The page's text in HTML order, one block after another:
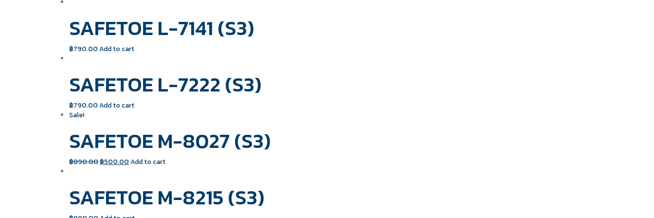
SAFETOE L-7141 (S3)
฿790.00Add to cart
SAFETOE L-7222 (S3)
฿790.00Add to cart
Sale!
SAFETOE M-8027 (S3)
฿890.00฿500.00Add to cart
SAFETOE M-8215 (S3)